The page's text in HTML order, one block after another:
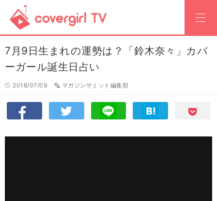
7月9日生まれの運勢は？「鈴木奈々」カバ
ーガール誕生日占い
2018/07/09 マガジンサミット編集部